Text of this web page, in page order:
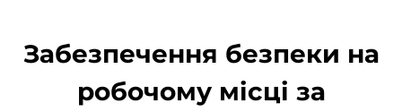
Забезпечення безпеки на
робочому місці за